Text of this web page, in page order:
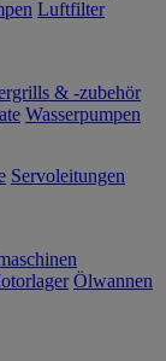
Luftfilter
& -zubehör
Wasserpumpen
Servoleitungen
Ölwannen